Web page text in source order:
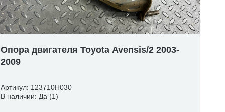
Опора двигателя Toyota Avensis/2 2003-
2009
Артикул: 123710H030
В наличии: Да (1)